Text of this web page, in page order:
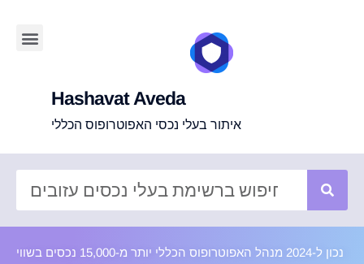
Hashavat Aveda
איתור בעלי נכסי האפוטרופוס הכללי
נכון ל-2024 מנהל האפוטרופוס הכללי יותר מ-15,000 נכסים בשווי